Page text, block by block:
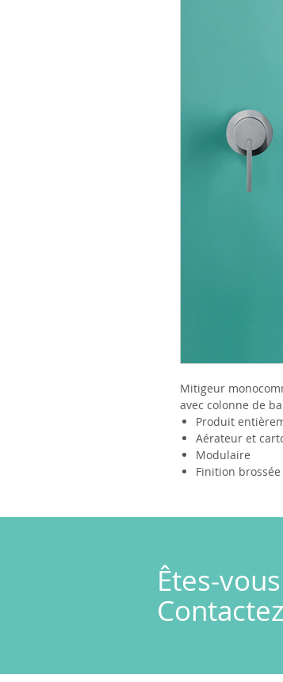
Mitigeur
avec colonne de
Produit
Aérateur et
Modulaire
Finition brossée
Êtes-